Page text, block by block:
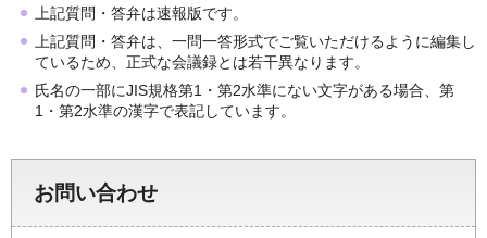
上記質問・答弁は速報版です。
上記質問・答弁は、一問一答形式でご覧いただけるように編集し
ているため、正式な会議録とは若干異なります。
氏名の一部にJIS規格第1・第2水準にない文字がある場合、第
1・第2水準の漢字で表記しています。
お問い合わせ